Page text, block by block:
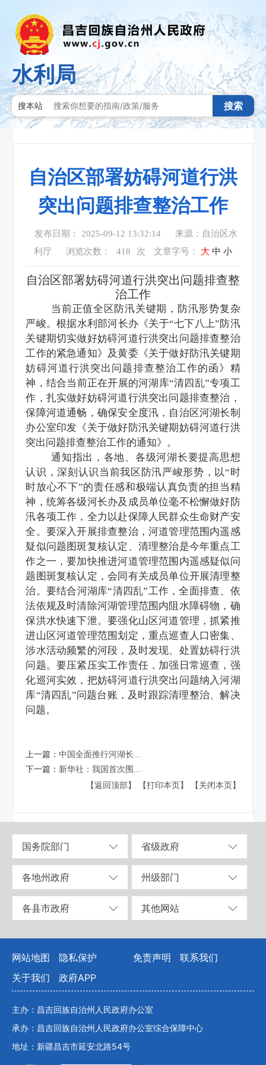
水利局
搜本站 搜索
自治区部署妨碍河道行洪
突出问题排查整治工作
发布日期： 2025-09-12 13:32:14
来源：自治区水
利厅
浏览次数： 418 次 文章字号： 大 中 小
自治区部署妨碍河道行洪突出问题排查整
治工作
当前正值全区防汛关键期，防汛形势复杂
严峻。根据水利部河长办《关于“七下八上”防汛
关键期切实做好妨碍河道行洪突出问题排查整治
工作的紧急通知》及黄委《关于做好防汛关键期
妨碍河道行洪突出问题排查整治工作的函》精
神，结合当前正在开展的河湖库“清四乱”专项工
作，扎实做好妨碍河道行洪突出问题排查整治，
保障河道通畅，确保安全度汛，自治区河湖长制
办公室印发《关于做好防汛关键期妨碍河道行洪
突出问题排查整治工作的通知》。
通知指出，各地、各级河湖长要提高思想
认识，深刻认识当前我区防汛严峻形势，以“时
时放心不下”的责任感和极端认真负责的担当精
神，统筹各级河长办及成员单位毫不松懈做好防
汛各项工作，全力以赴保障人民群众生命财产安
全。要深入开展排查整治，河道管理范围内遥感
疑似问题图斑复核认定、清理整治是今年重点工
作之一，要加快推进河道管理范围内遥感疑似问
题图斑复核认定，会同有关成员单位开展清理整
治。要结合河湖库“清四乱”工作，全面排查、依
法依规及时清除河湖管理范围内阻水障碍物，确
保洪水快速下泄。要强化山区河道管理，抓紧推
进山区河道管理范围划定，重点巡查人口密集、
涉水活动频繁的河段，及时发现、处置妨碍行洪
问题。要压紧压实工作责任，加强日常巡查，强
化巡河实效，把妨碍河道行洪突出问题纳入河湖
库“清四乱”问题台账，及时跟踪清理整治、解决
问题。
上一篇：中国全面推行河湖长...
下一篇： 新华社：我国首次围...
【返回顶部】
【打印本页】 【关闭本页】
国务院部门 省级政府
各地州政府 州级部门
各县市政府 其他网站
网站地图 隐私保护 免责声明
联系我们
关于我们
政府APP
主办：昌吉回族自治州人民政府办公室
承办：昌吉回族自治州人民政府办公室综合保障中心
地址：新疆昌吉市延安北路54号